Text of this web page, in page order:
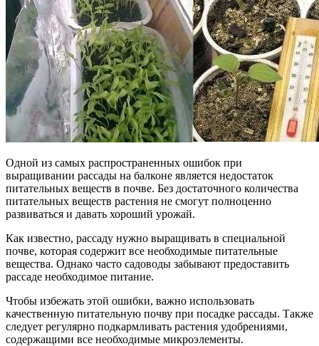
Одной из самых распространенных ошибок при
выращивании рассады на балконе является недостаток
питательных веществ в почве. Без достаточного количества
питательных веществ растения не смогут полноценно
развиваться и давать хороший урожай.
Как известно, рассаду нужно выращивать в специальной
почве, которая содержит все необходимые питательные
вещества. Однако часто садоводы забывают предоставить
рассаде необходимое питание.
Чтобы избежать этой ошибки, важно использовать
качественную питательную почву при посадке рассады. Также
следует регулярно подкармливать растения удобрениями,
содержащими все необходимые микроэлементы.